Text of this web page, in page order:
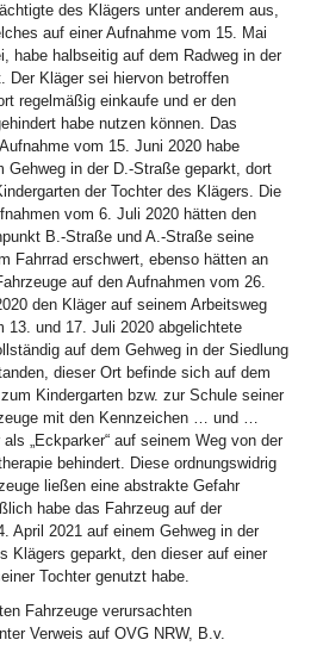
des Klägers unter anderem aus,
auf einer Aufnahme vom 15. Mai
habe halbseitig auf dem Radweg in der
Der Kläger sei hiervon betroffen
regelmäßig einkaufe und er den
habe nutzen können. Das
vom 15. Juni 2020 habe
Gehweg in der D.-Straße geparkt, dort
der Tochter des Klägers. Die
vom 6. Juli 2020 hätten den
B.-Straße und A.-Straße seine
Fahrrad erschwert, ebenso hätten an
auf den Aufnahmen vom 26.
den Kläger auf seinem Arbeitsweg
13. und 17. Juli 2020 abgelichtete
auf dem Gehweg in der Siedlung
dieser Ort befinde sich auf dem
Kindergarten bzw. zur Schule seiner
mit den Kennzeichen … und …
„Eckparker“ auf seinem Weg von der
behindert. Diese ordnungswidrig
ließen eine abstrakte Gefahr
habe das Fahrzeug auf der
April 2021 auf einem Gehweg in der
Klägers geparkt, den dieser auf einer
Tochter genutzt habe.
Fahrzeuge verursachten
Verweis auf OVG NRW, B.v.